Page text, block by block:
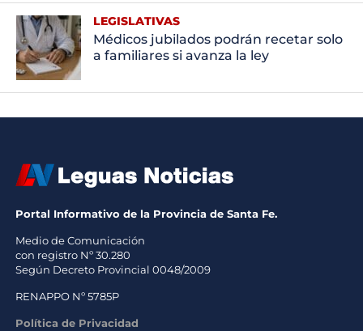
LEGISLATIVAS
Médicos jubilados podrán recetar solo
a familiares si avanza la ley
Portal Informativo de la Provincia de Santa Fe.
Medio de Comunicación
con registro Nº 30.280
Según Decreto Provincial 0048/2009
RENAPPO Nº 5785P
Política de Privacidad